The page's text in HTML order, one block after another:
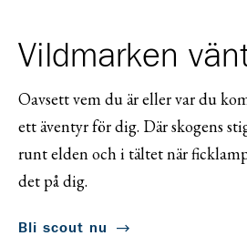
Vildmarken
Oavsett vem du är eller var du
ett äventyr för dig. Där skogens
runt elden och i tältet när
det på dig.
Bli scout nu